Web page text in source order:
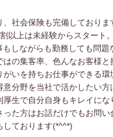
社会保険も完備しておりま
以上は未経験からスタート。
しながらも勤務しても問題
はの集客率、色んなお客様
いを持ちお仕事ができる環
分野を当社で活かしたい方
厚生で自分自身もキレイに
た方はお話だけでもお問い
しております(*^^*)